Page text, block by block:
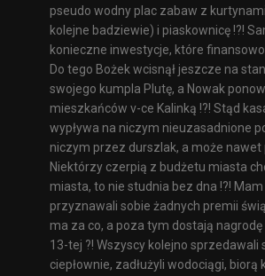
pseudo wodny plac zabaw z
kolejne badziewie) i piaskownicę !?!
konieczne inwestycje, które
Do tego Bożek wcisnął jeszcze na
swojego kumpla Plutę, a Nowak
mieszkańców v-ce Kalinką !?! Stąd
wypływa na niczym nieuzasadnione
niczym przez durszlak, a może nawet
Niektórzy czerpią z budżetu miasta
miasta, to nie studnia bez dna !?!
przyznawali sobie żadnych premii
ma za co, a poza tym dostają
13-tej ?! Wszyscy kolejno sprzedawali
ciepłownie, zadłużyli wodociągi, biorą